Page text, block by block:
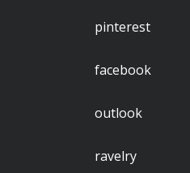
pinterest
facebook
outlook
ravelry